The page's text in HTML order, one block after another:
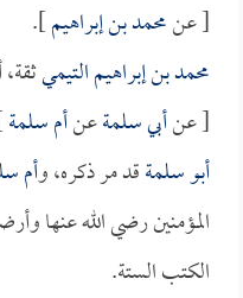
[ عنمحمد بن إبراهيم].
محمد بن إبراهيم التيمي
[ عنأبي سلمةعنأم سلمة
أبو سلمةقد مر ذكره، وأم
المؤمنين رضي الله عنها
الكتب الستة.